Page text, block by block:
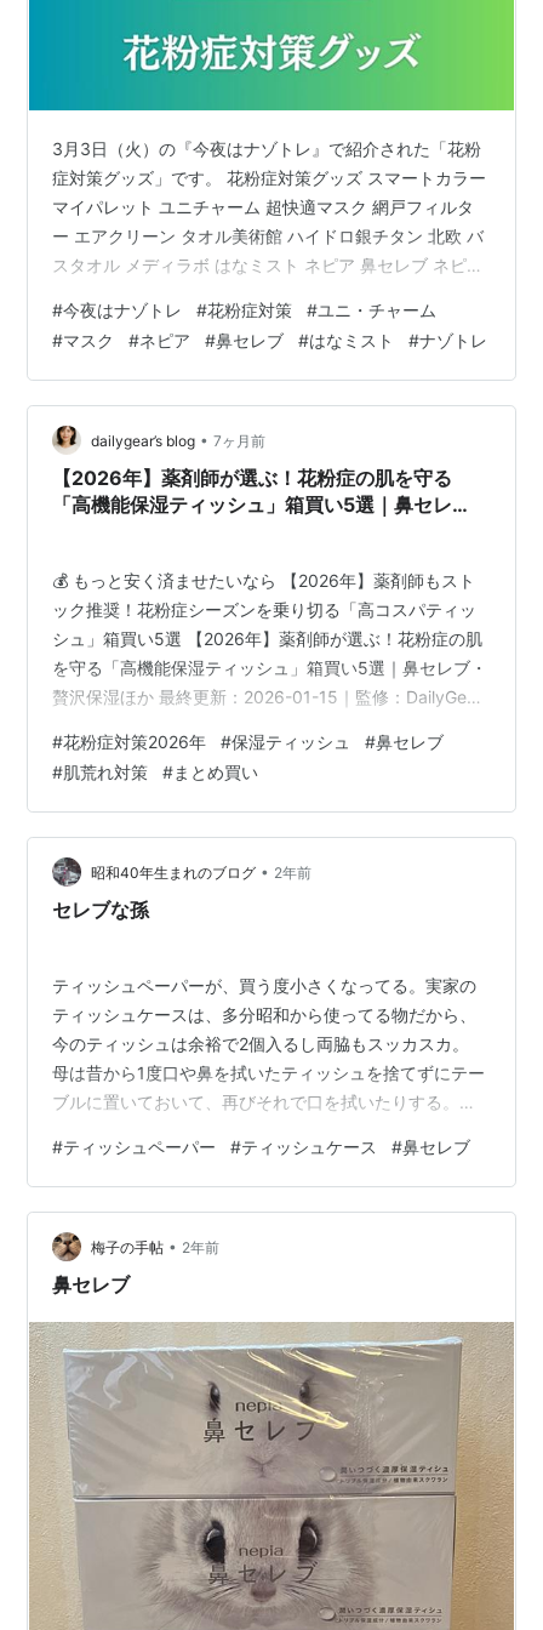
3月3日（火）の『今夜はナゾトレ』で紹介された「花粉
症対策グッズ」です。 花粉症対策グッズ スマートカラー
マイパレット ユニチャーム 超快適マスク 網戸フィルタ
ー エアクリーン タオル美術館 ハイドロ銀チタン 北欧 バ
スタオル メディラボ はなミスト ネピア 鼻セレブ ネピア
ェイシャルタオル ネピア 鼻セレブプレミアム 花粉症対
策グッズ スマートカラー マイパレット オールシーズン
使えるナチュラルカラー！●超軽量設計で軽い着け心
地。●口もと立体空間！口もとの空間で圧迫感が少なく
息がしやすい。●ダブルフィット曲線構造！お顔に沿っ
た…
#今夜はナゾトレ #花粉症対策 #ユニ・チャーム
#マスク #ネピア #鼻セレブ #はなミスト #ナゾトレ
dailygear’s blog • 7ヶ月前
【2026年】薬剤師が選ぶ！花粉症の肌を守る
「高機能保湿ティッシュ」箱買い5選｜鼻セレ
💰 もっと安く済ませたいなら 【2026年】薬剤師もスト
ック推奨！花粉症シーズンを乗り切る「高コスパティッ
シュ」箱買い5選 【2026年】薬剤師が選ぶ！花粉症の肌
を守る「高機能保湿ティッシュ」箱買い5選｜鼻セレブ・
贅沢保湿ほか 最終更新：2026-01-15｜監修：DailyGear
い…」「メイクが崩れるのが嫌…」花粉症の時期、ティッ
シュ選びは肌の健康を守るために非常に重要です。今回
は、ドラッグストア薬剤師の視点から、肌への負担を最
小限に抑える「保湿成分配合」「高機能」なティッシュ
を厳選。リッチな使い心地の「鼻セレブ」や、コスパも
優秀な「贅沢保湿…
#花粉症対策2026年 #保湿ティッシュ #鼻セレブ
#肌荒れ対策 #まとめ買い
昭和40年生まれのブログ • 2年前
セレブな孫
ティッシュペーパーが、買う度小さくなってる。実家の
ティッシュケースは、多分昭和から使ってる物だから、
今のティッシュは余裕で2個入るし両脇もスッカスカ。
母は昔から1度口や鼻を拭いたティッシュを捨てずにテー
ブルに置いておいて、再びそれで口を拭いたりする。セ
事に気づいた。最後はソレで排水溝のゴミを取ってから
ポイ。できれば台所用と風呂用の2枚キープしたいぐらい
重宝している。これぞエコライフ！ そんな私達とは真逆
に3年生の孫はちょこっと鼻を拭いてはポイっ。しかも鼻
セレブ限定。 そもそも鼻水を垂らした孫の鼻が痛々しい
#ティッシュペーパー #ティッシュケース #鼻セレブ
梅子の手帖 • 2年前
鼻セレブ